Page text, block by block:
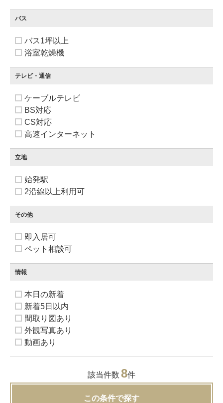
バス
バス1坪以上
浴室乾燥機
テレビ・通信
ケーブルテレビ
BS対応
CS対応
高速インターネット
立地
始発駅
2沿線以上利用可
その他
即入居可
ペット相談可
情報
本日の新着
新着5日以内
間取り図あり
外観写真あり
動画あり
該当件数 8件
この条件で探す